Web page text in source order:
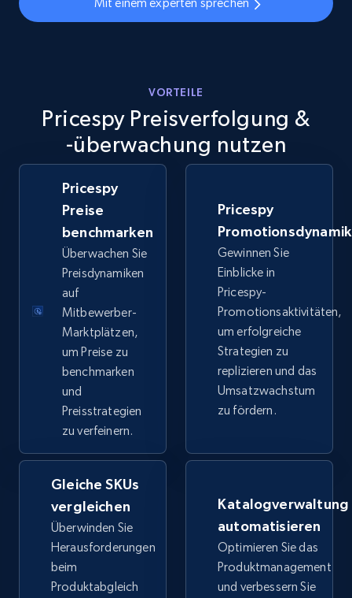
Specifications, Image urls, Top reviews, and
more.
Walmart - products - Discover products by
using sku numbers
URL, Final price, Sku, Currency, Gtin,
Specifications, Image urls, Top reviews, and
Jetzt anfangen
TikTok Shop
URL, Title, Available, Description, Currency, Initial
price, Final price, Discount percent, and more.
5.4K+ 668+
TikTok Shop - category
URL, Title, Available, Description, Currency, Initial
price, Final price, Discount percent, and more.
5.4K+ 668+ Jetzt anfangen
VORTEILE
Pricespy Preisverfolgung &
-überwachung nutzen
Pricespy
Preise
benchmarken
Überwachen Sie
Preisdynamiken
auf
Mitbewerber-
Marktplätzen,
um Preise zu
benchmarken
und
Preisstrategien
zu verfeinern.
Pricespy
Gewinnen Sie
Einblicke in
Pricespy-
Promotionsaktivitäten,
um erfolgreiche
Strategien zu
replizieren und das
Umsatzwachstum
zu fördern.
Gleiche SKUs
vergleichen
Überwinden Sie
Herausforderungen
beim
Produktabgleich
Katalogverwaltung
automatisieren
Optimieren Sie das
Produktmanagement
und verbessern Sie